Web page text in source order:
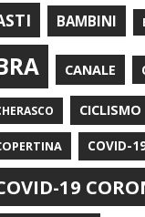
BAMBINI
CANALE
CICLISMO
COVID-
19